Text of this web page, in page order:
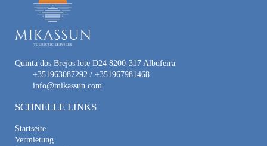
Quinta dos Brejos lote D24 8200-317 Albufeira
+351963087292 / +351967981468
info@mikassun.com
SCHNELLE LINKS
Startseite
Vermietung